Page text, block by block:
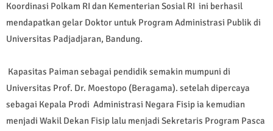
Koordinasi Polkam RI dan Kementerian Sosial RI ini berhasil
mendapatkan gelar Doktor untuk Program Administrasi Publik di
Universitas Padjadjaran, Bandung.
Kapasitas Paiman sebagai pendidik semakin mumpuni di
Universitas Prof. Dr. Moestopo (Beragama). setelah dipercaya
sebagai Kepala Prodi Administrasi Negara Fisip ia kemudian
menjadi Wakil Dekan Fisip lalu menjadi Sekretaris Program Pasca